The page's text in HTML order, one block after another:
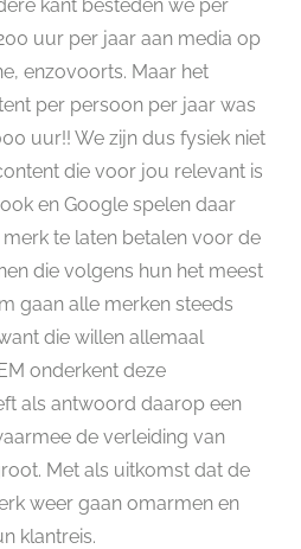
kant besteden we per
uur per jaar aan media op
enzovoorts. Maar het
per persoon per jaar was
uur!! We zijn dus fysiek niet
die voor jou relevant is
en Google spelen daar
te laten betalen voor de
die volgens hun het meest
gaan alle merken steeds
die willen allemaal
onderkent deze
als antwoord daarop een
de verleiding van
Met als uitkomst dat de
weer gaan omarmen en
klantreis.